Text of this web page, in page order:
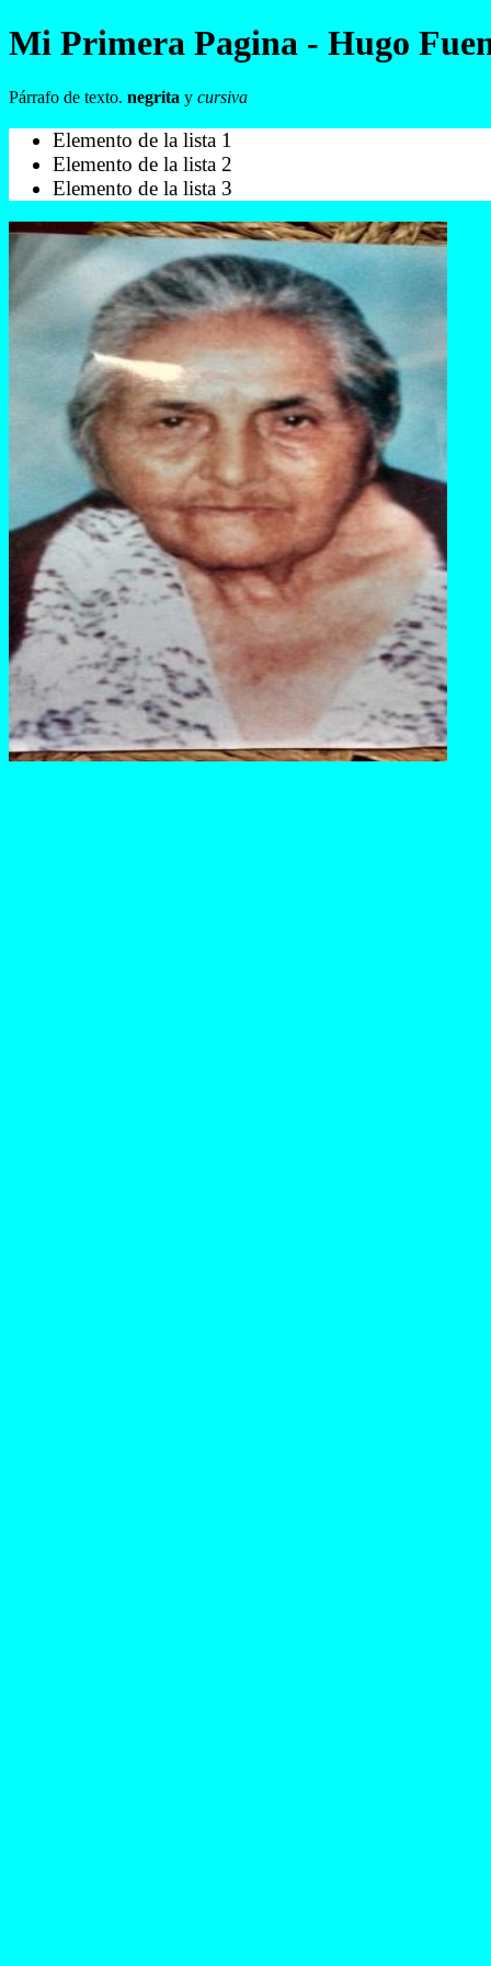
Mi Primera Pagina - Hugo
Párrafo de texto. negrita y cursiva
Elemento de la lista 1
Elemento de la lista 2
Elemento de la lista 3